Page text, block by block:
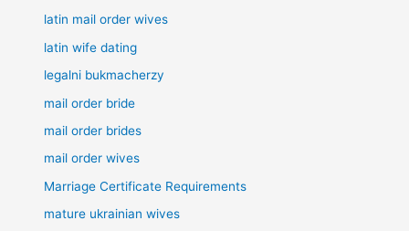
latin mail order wives
latin wife dating
legalni bukmacherzy
mail order bride
mail order brides
mail order wives
Marriage Certificate Requirements
mature ukrainian wives